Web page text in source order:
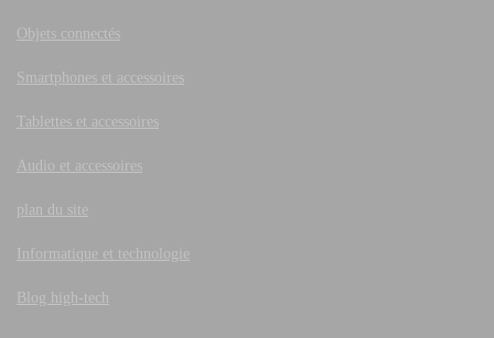
Objets connectés
Smartphones et accessoires
Tablettes et accessoires
Audio et accessoires
plan du site
Informatique et technologie
Blog high-tech